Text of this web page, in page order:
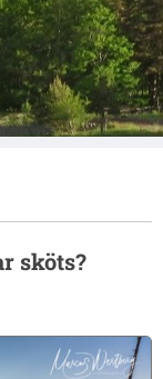
Styrelsen 2026
Protokoll
Natur i Kalmar län
sköts?